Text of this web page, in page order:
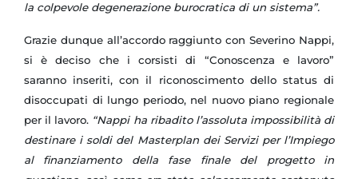
la colpevole degenerazione burocratica di un sistema”.
Grazie dunque all’accordo raggiunto con Severino Nappi,
si è deciso che i corsisti di “Conoscenza e lavoro”
saranno inseriti, con il riconoscimento dello status di
disoccupati di lungo periodo, nel nuovo piano regionale
per il lavoro. “Nappi ha ribadito l’assoluta impossibilità di
destinare i soldi del Masterplan dei Servizi per l’Impiego
al finanziamento della fase finale del progetto in